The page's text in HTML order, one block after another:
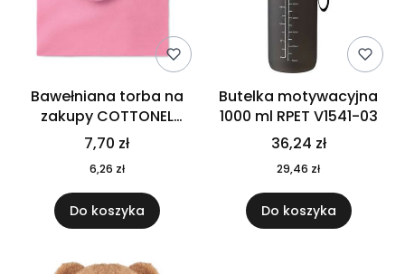
Bawełniana torba na
zakupy COTTONEL
COLOUR++ MO9846-11
7,70 zł
6,26 zł
Do koszyka
Butelka motywacyjna
1000 ml RPET V1541-03
36,24 zł
29,46 zł
Do koszyka